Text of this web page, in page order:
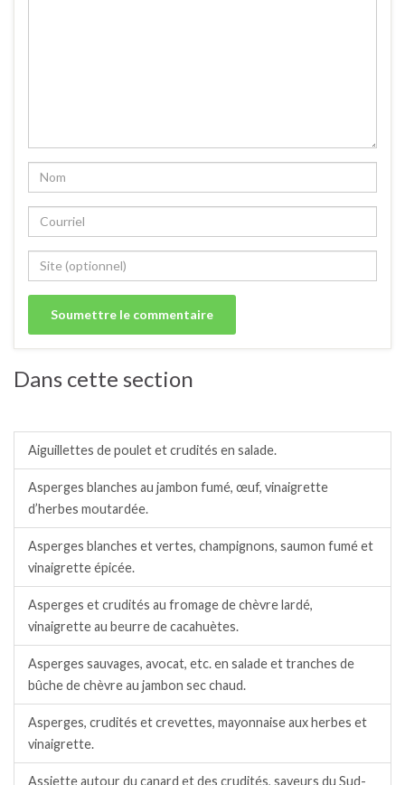
Dans cette section
Aiguillettes de poulet et crudités en salade.
Asperges blanches au jambon fumé, œuf, vinaigrette
d’herbes moutardée.
Asperges blanches et vertes, champignons, saumon fumé et
vinaigrette épicée.
Asperges et crudités au fromage de chèvre lardé,
vinaigrette au beurre de cacahuètes.
Asperges sauvages, avocat, etc. en salade et tranches de
bûche de chèvre au jambon sec chaud.
Asperges, crudités et crevettes, mayonnaise aux herbes et
vinaigrette.
Assiette autour du canard et des crudités, saveurs du Sud-